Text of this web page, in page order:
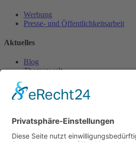
Werbung
Presse- und Öffentlichkeitsarbeit
Aktuelles
Blog
Themenwelt
Zertifikat
© 2023 Franchisevergleich.eu